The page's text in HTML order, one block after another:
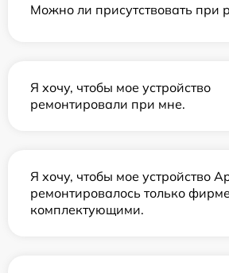
Можно ли присутствовать при
Я хочу, чтобы мое устройство
ремонтировали при мне.
Я хочу, чтобы мое устройство
ремонтировалось только
комплектующими.